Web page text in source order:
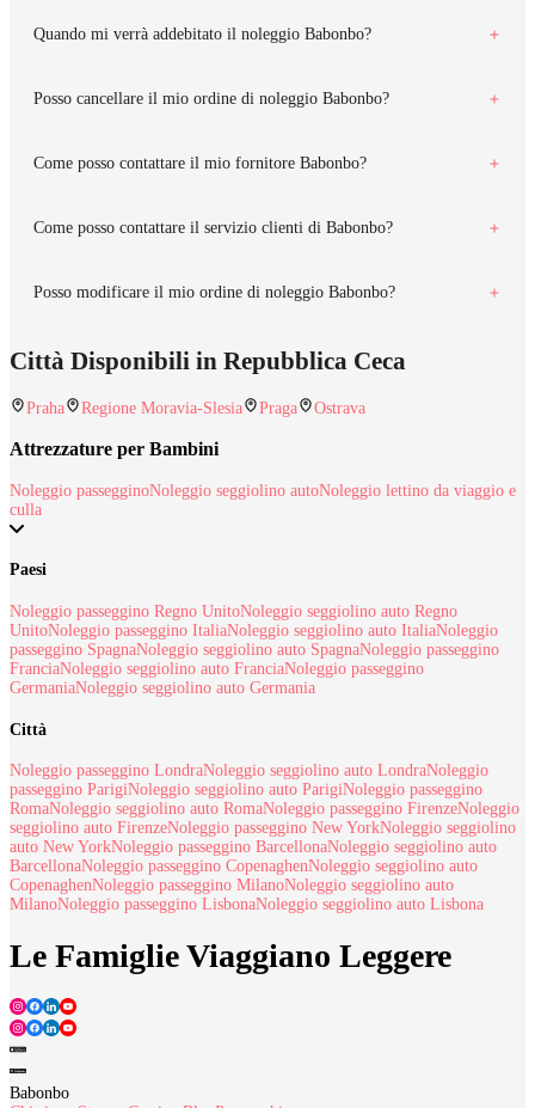
Quando mi verrà addebitato il noleggio Babonbo?
Posso cancellare il mio ordine di noleggio Babonbo?
Come posso contattare il mio fornitore Babonbo?
Come posso contattare il servizio clienti di Babonbo?
Posso modificare il mio ordine di noleggio Babonbo?
Città Disponibili in Repubblica Ceca
Praha Regione Moravia-Slesia Praga Ostrava
Attrezzature per Bambini
Noleggio passegginoNoleggio seggiolino autoNoleggio lettino da viaggio e
culla
Paesi
Noleggio passeggino Regno UnitoNoleggio seggiolino auto Regno
UnitoNoleggio passeggino ItaliaNoleggio seggiolino auto ItaliaNoleggio
passeggino SpagnaNoleggio seggiolino auto SpagnaNoleggio passeggino
FranciaNoleggio seggiolino auto FranciaNoleggio passeggino
GermaniaNoleggio seggiolino auto Germania
Città
Noleggio passeggino LondraNoleggio seggiolino auto LondraNoleggio
passeggino ParigiNoleggio seggiolino auto ParigiNoleggio passeggino
RomaNoleggio seggiolino auto RomaNoleggio passeggino FirenzeNoleggio
seggiolino auto FirenzeNoleggio passeggino New YorkNoleggio seggiolino
auto New YorkNoleggio passeggino BarcellonaNoleggio seggiolino auto
BarcellonaNoleggio passeggino CopenaghenNoleggio seggiolino auto
CopenaghenNoleggio passeggino MilanoNoleggio seggiolino auto
MilanoNoleggio passeggino LisbonaNoleggio seggiolino auto Lisbona
Le Famiglie Viaggiano Leggere
Babonbo